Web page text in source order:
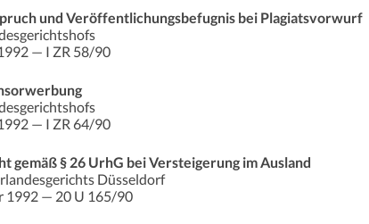
und Veröffentlichungsbefugnis bei Plagiatsvorwurf
— I ZR 58/90
— I ZR 64/90
gemäß § 26 UrhG bei Versteigerung im Ausland
Düsseldorf
1992 — 20 U 165/90